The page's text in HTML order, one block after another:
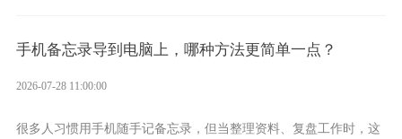
手机备忘录导到电脑上，哪种方法更简单一点？
2026-07-28 11:00:00
很多人习惯用手机随手记备忘录，但当整理资料、复盘工作时，这